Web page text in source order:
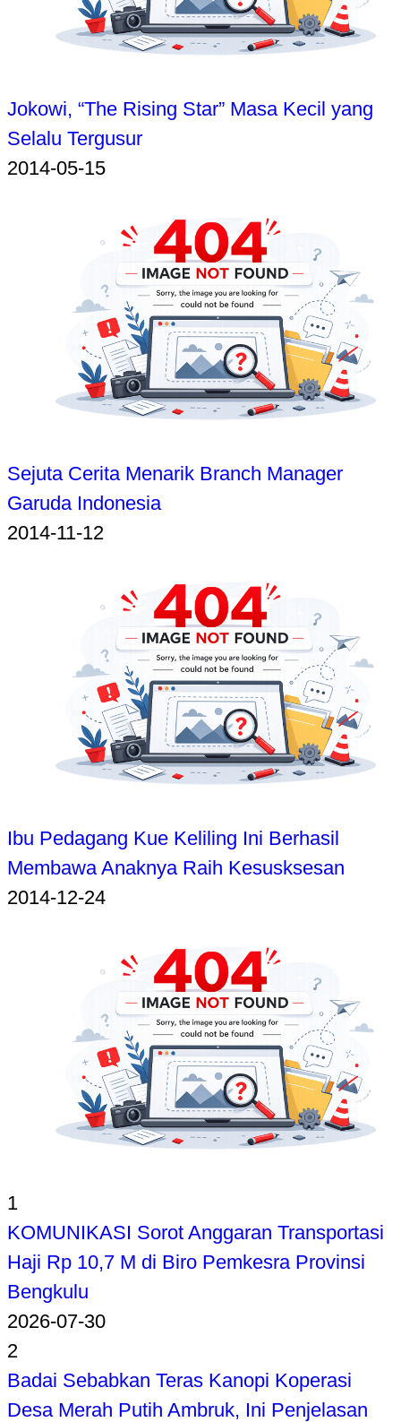
Jokowi, “The Rising Star” Masa Kecil yang
Selalu Tergusur
2014-05-15
Sejuta Cerita Menarik Branch Manager
Garuda Indonesia
2014-11-12
Ibu Pedagang Kue Keliling Ini Berhasil
Membawa Anaknya Raih Kesusksesan
2014-12-24
1
KOMUNIKASI Sorot Anggaran Transportasi
Haji Rp 10,7 M di Biro Pemkesra Provinsi
Bengkulu
2026-07-30
2
Badai Sebabkan Teras Kanopi Koperasi
Desa Merah Putih Ambruk, Ini Penjelasan